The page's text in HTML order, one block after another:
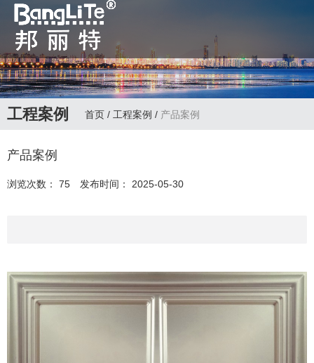
全国咨询热线：
0763-3988992 邦丽
色辊涂铝板、铝箔、
工程案例 首页/ 工程案例 / 产品案例
产品案例
浏览次数： 75 发布时间： 2025-05-30